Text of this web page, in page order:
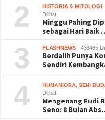
2 HISTORIA & MITOLOGI
Dilihat
Minggu Pahing
sebagai Hari Baik
3 FLASHNEWS 433465
Berdalih Punya
Sendiri
4 HUMANIORA ,SENI
Dilihat
Mengenang Budi
Seno: 8 Bulan